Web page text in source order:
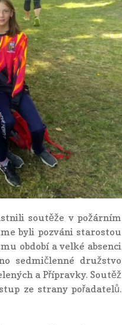
soutěže v požárním
byli pozváni starostou
období a velké absenci
sedmičlenné družstvo
a Přípravky. Soutěž
ze strany pořadatelů.